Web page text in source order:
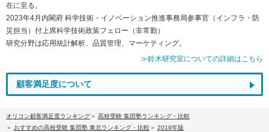
在に至る。
2023年4月内閣府 科学技術・イノベーション推進事務局参事官（インフラ・防
災担当）付上席科学技術政策フェロー（非常勤）
研究分野は応用統計解析、品質管理、マーケティング。
≫鈴木研究室についての詳細はこちら
顧客満足度について
オリコン顧客満足度ランキング
高校受験 集団塾ランキング・比較
おすすめの高校受験 集団塾 東北ランキング・比較
2019年版